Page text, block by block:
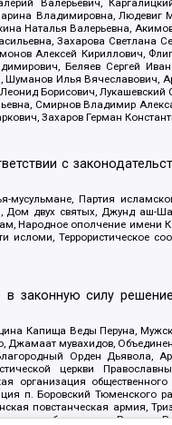
Валерьевич,
Владимировна, Людевиг
Наталья Валерьевна,
Захарова Светлана
Алексей Кириллович,
Беляев Сергей
Шуманов Илья Вячеславович,
Борисович,
Смирнов Владимир
Захаров Герман
с
Партия
Дом двух святых, Джунд
Народное ополчение
Террористическое
законную силу
Капища Веды Перуна,
Джамаат мувахидов,
Орден Дьявола,
церкви
общественного
п. Боровский Тюменского
повстанческая армия,
объединение Русские,